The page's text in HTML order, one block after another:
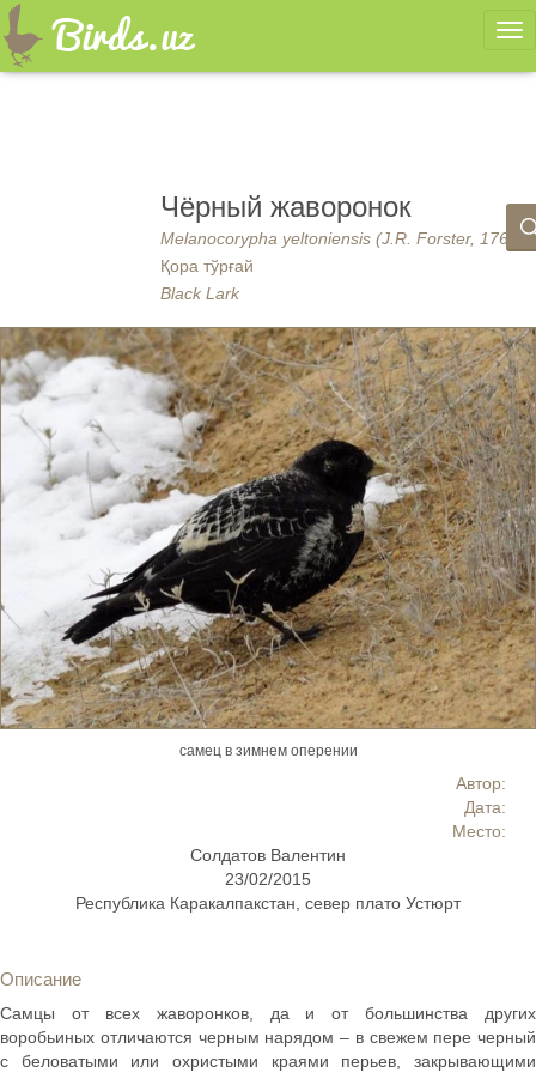
Чёрный жаворонок
Melanocorypha yeltoniensis (J.R. Forster, 1768)
Қора тўрғай
Black Lark
Автор:
Дата:
Место:
Солдатов Валентин
23/02/2015
Республика Каракалпакстан, север плато Устюрт
самец в зимнем оперении
Описание
Самцы от всех жаворонков, да и от большинства других
воробьиных отличаются черным нарядом – в свежем пере черный
с беловатыми или охристыми краями перьев, закрывающими